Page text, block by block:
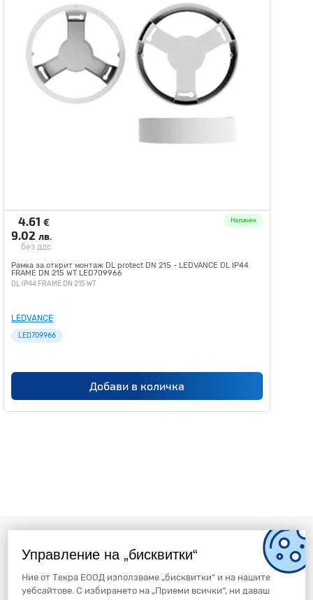
Управление на „бисквитки“
Ние от Текра ЕООД използваме „бисквитки“ и на нашите
уебсайтове. С избирането на „Приеми всички“, ни даваш
4.61 €
9.02 лв.
без ддс
Наличен
Рамка за открит монтаж DL protect DN 215 - LEDVANCE DL IP44
FRAME DN 215 WT LED709966
DL IP44 FRAME DN 215 WT
LEDVANCE
LED709966
Добави в количка